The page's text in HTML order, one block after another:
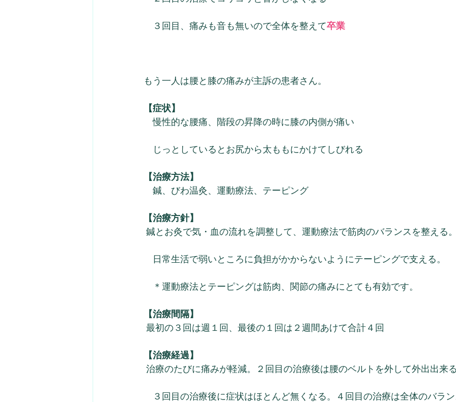
３回目、痛みも音も無いので全体を整えて卒業
もう一人は腰と膝の痛みが主訴の患者さん。
【症状】
慢性的な腰痛、階段の昇降の時に膝の内側が痛い
じっとしているとお尻から太ももにかけてしびれる
【治療方法】
鍼、びわ温灸、運動療法、テーピング
【治療方針】
鍼とお灸で気・血の流れを調整して、運動療法で筋肉のバランスを整える
日常生活で弱いところに負担がかからないようにテーピングで支える。
＊運動療法とテーピングは筋肉、関節の痛みにとても有効です。
【治療間隔】
最初の３回は週１回、最後の１回は２週間あけて合計４回
【治療経過】
治療のたびに痛みが軽減。２回目の治療後は腰のベルトを外して外出出来
３回目の治療後に症状はほとんど無くなる。４回目の治療は全体のバラ